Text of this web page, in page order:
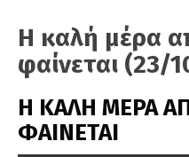
Η καλή μέρα
φαίνεται (23/
H ΚΑΛΗ ΜΕΡΑ
ΦΑΙΝΕΤΑΙ